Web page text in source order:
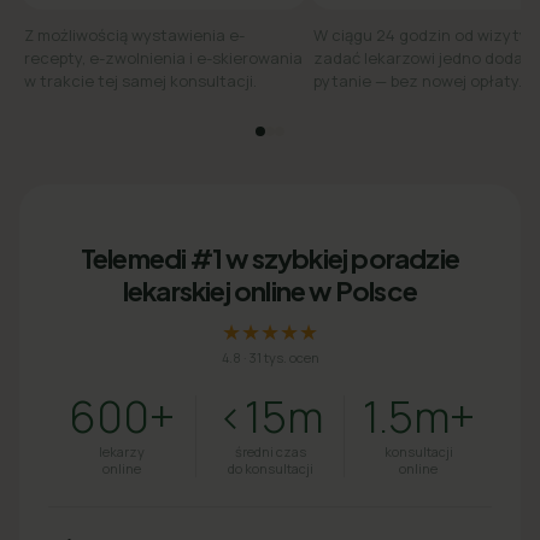
Z możliwością wystawienia e-
recepty, e-zwolnienia i e-skierowania
w trakcie tej samej konsultacji.
W ciągu 24 godzin od wizyty
zadać lekarzowi jedno
pytanie — bez nowej opłaty.
Telemedi #1 w szybkiej poradzie
lekarskiej online w Polsce
★★★★★
4.8 31 tys. ocen
600+
lekarzy
online
<15m
średni czas
do konsultacji
1.5m+
konsultacji
online